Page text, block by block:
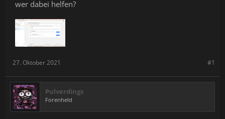
wer dabei helfen?
#1
27. Oktober 2021
Pulverdings
Forenheld